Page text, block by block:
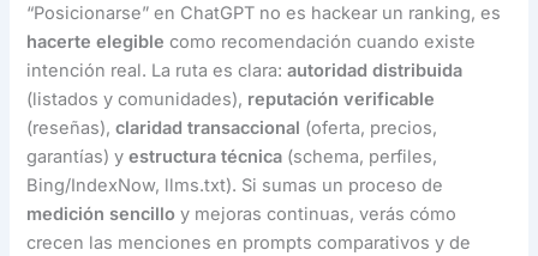
“Posicionarse” en ChatGPT no es hackear un ranking, es
hacerte elegible como recomendación cuando existe
intención real. La ruta es clara:autoridad distribuida
(listados y comunidades), reputación verificable
(reseñas),claridad transaccional (oferta, precios,
garantías) yestructura técnica (schema, perfiles,
Bing/IndexNow, llms.txt). Si sumas un proceso de
medición sencillo y mejoras continuas, verás cómo
crecen las menciones en prompts comparativos y de